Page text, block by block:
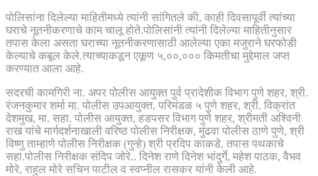
पोलिसांना दिलेल्या माहितीमध्ये त्यांनी सांगितले की, काही दिवसापूर्वी त्यांच्या
घराचे नूतनीकरणाचे काम चालू होते.पोलिसांनी त्यांनी दिलेल्या माहितीनुसार
तपास केला असता घराच्या नूतनीकरणासाठी आलेल्या एका मजुराने घरफोडी
केल्याचे कबूल केले.त्याच्याकडून एकूण ५,००,००० किमतीचा मुद्देमाल जप्त
करण्यात आला आहे.
सदरची कामगिरी ना. अपर पोलीस आयुक्त पुर्व प्रादेशीक विभाग पुणे शहर, श्री.
रंजनकुमार शर्मा मा. पोलीस उपआयुक्त, परिमंडळ ५ पुणे शहर, श्री. विक्रांत
देशमुख, मा. सहा. पोलीस आयुक्त, हडपसर विभाग पुणे शहर, श्रीमती अश्विनी
राख यांचे मार्गदर्शनाखाली वरिष्ठ पोलीस निरीक्षक, मुंढवा पोलीस ठाणे पुणे, श्री
विष्णु ताम्हाणे पोलीस निरीक्षक (गुन्हे) श्री प्रदिप काकडे, तपास पथकाचे
सहा.पोलीस निरीक्षक संदिप जोरे.. दिनेश राणे दिनेश भांदुर्गे, महेश पाठक, वैभव
मोरे, राहुल मोरे सचिन पाटील व स्वप्नील रासकर यांनी केली आहे.